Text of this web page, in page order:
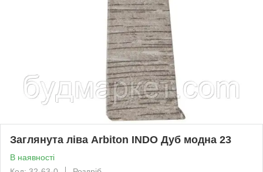
Заглянута ліва Arbiton INDO Дуб модна 23
В наявності